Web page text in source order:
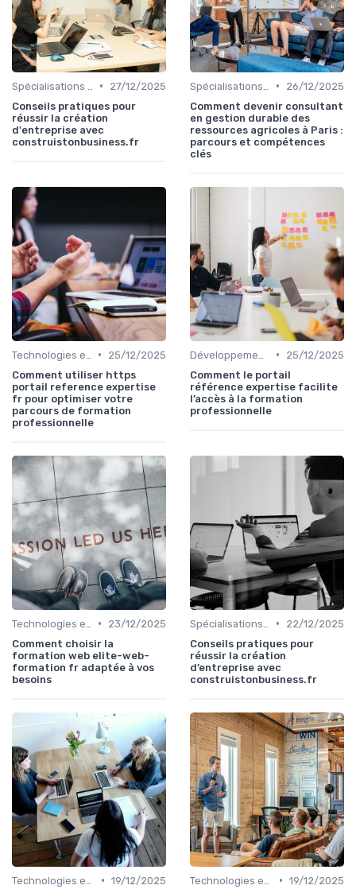
•
27/12/2025
Conseils pratiques pour
réussir la création
d'entreprise avec
construistonbusiness.fr
•
26/12/2025
Comment devenir consultant
en gestion durable des
ressources agricoles à Paris :
parcours et compétences
clés
•
25/12/2025
Comment utiliser https
portail reference expertise
fr pour optimiser votre
parcours de formation
professionnelle
•
25/12/2025
Comment le portail
référence expertise facilite
l’accès à la formation
professionnelle
•
23/12/2025
Comment choisir la
formation web elite-web-
formation fr adaptée à vos
besoins
•
22/12/2025
Conseils pratiques pour
réussir la création
d’entreprise avec
construistonbusiness.fr
• 19/12/2025
• 19/12/2025